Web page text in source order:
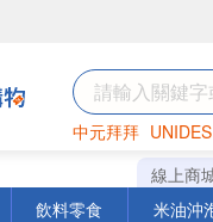
中元拜拜
巧克力 罐頭
線上商
飲料零食 米油沖